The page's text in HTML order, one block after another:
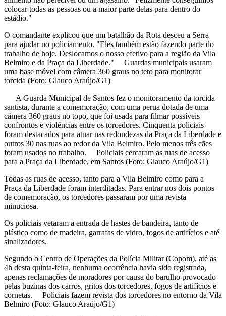
colocar todas as pessoas ou a maior parte delas para dentro do
estádio."
O comandante explicou que um batalhão da Rota desceu a Serra
para ajudar no policiamento. "Eles também estão fazendo parte do
trabalho de hoje. Deslocamos o nosso efetivo para a região da Vila
Belmiro e da Praça da Liberdade." Guardas municipais usaram
uma base móvel com câmera 360 graus no teto para monitorar
torcida (Foto: Glauco Araújo/G1)
A Guarda Municipal de Santos fez o monitoramento da torcida
santista, durante a comemoração, com uma perua dotada de uma
câmera 360 graus no topo, que foi usada para filmar possíveis
confrontos e violências entre os torcedores. Cinquenta policiais
foram destacados para atuar nas redondezas da Praça da Liberdade e
outros 30 nas ruas ao redor da Vila Belmiro. Pelo menos três cães
foram usados no trabalho. Policiais cercaram as ruas de acesso
para a Praça da Liberdade, em Santos (Foto: Glauco Araújo/G1)
Todas as ruas de acesso, tanto para a Vila Belmiro como para a
Praça da Liberdade foram interditadas. Para entrar nos dois pontos
de comemoração, os torcedores passaram por uma revista
minuciosa.
Os policiais vetaram a entrada de hastes de bandeira, tanto de
plástico como de madeira, garrafas de vidro, fogos de artifícios e até
sinalizadores.
Segundo o Centro de Operações da Polícia Militar (Copom), até as
4h desta quinta-feira, nenhuma ocorrência havia sido registrada,
apenas reclamações de moradores por causa do barulho provocado
pelas buzinas dos carros, gritos dos torcedores, fogos de artifícios e
cornetas. Policiais fazem revista dos torcedores no entorno da Vila
Belmiro (Foto: Glauco Araújo/G1)